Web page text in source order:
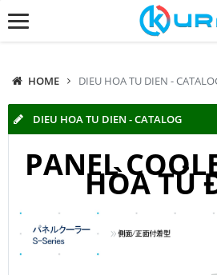
HOME DIEU HOA TU DIEN -
DIEU HOA TU DIEN - CATALOG
PANELHÒA TỦ